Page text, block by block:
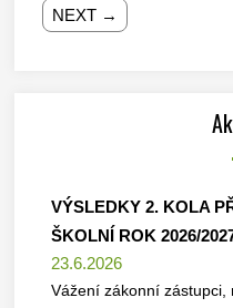
NEXT →
VÝSLEDKY 2. KOLA
ŠKOLNÍ ROK 2026/
23.6.2026
Vážení zákonní